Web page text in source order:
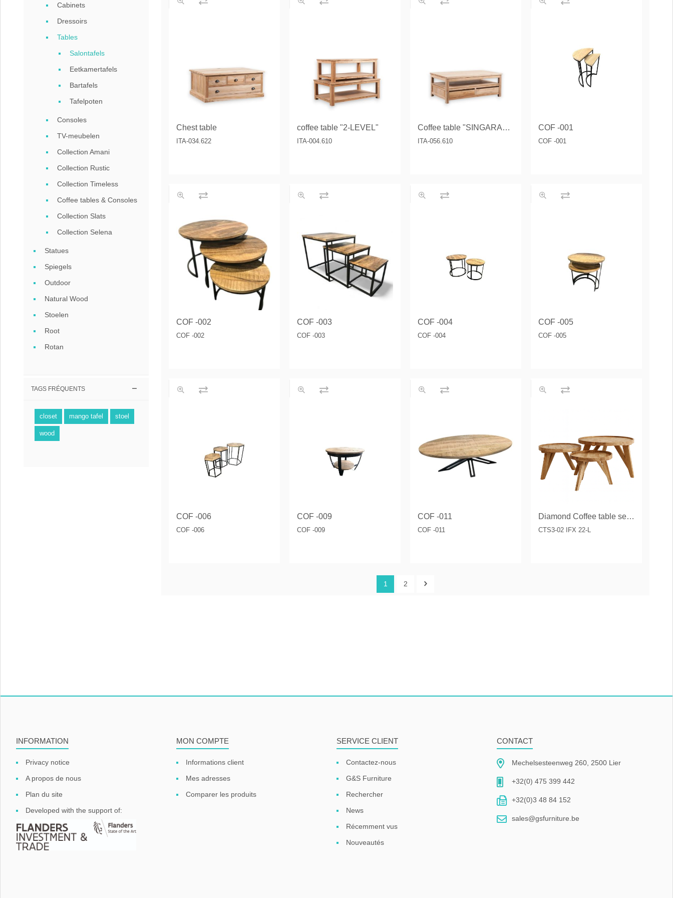
Chest table
ITA-034.622
coffee table "2-LEVEL"
ITA-004.610
Coffee table "SINGARAJA"
ITA-056.610
COF -001
COF -001
COF -002
COF -002
COF -003
COF -003
COF -004
COF -004
COF -005
COF -005
COF -006
COF -006
COF -009
COF -009
COF -011
COF -011
Diamond Coffee table set/3
CTS3-02 IFX 22-L
1 2
Cabinets
Dressoirs
Tables
Salontafels
Eetkamertafels
Bartafels
Tafelpoten
Consoles
TV-meubelen
Collection Amani
Collection Rustic
Collection Timeless
Coffee tables & Consoles
Collection Slats
Collection Selena
Statues
Spiegels
Outdoor
Natural Wood
Stoelen
Root
Rotan
TAGS FRÉQUENTS
closet mango tafel stoel
wood
INFORMATION
Privacy notice
A propos de nous
Plan du site
Developed with the support of:
MON COMPTE
Informations client
Mes adresses
Comparer les produits
SERVICE CLIENT
Contactez-nous
G&S Furniture
Rechercher
News
Récemment vus
Nouveautés
CONTACT
Mechelsesteenweg 260, 2500 Lier
+32(0) 475 399 442
+32(0)3 48 84 152
sales@gsfurniture.be